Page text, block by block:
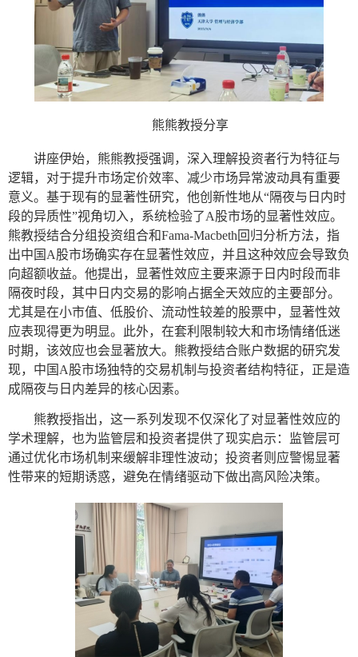
熊熊教授分享
讲座伊始，熊熊教授强调，深入理解投资者行为特征与
逻辑，对于提升市场定价效率、减少市场异常波动具有重要
意义。基于现有的显著性研究，他创新性地从“隔夜与日内时
段的异质性”视角切入，系统检验了A股市场的显著性效应。
熊教授结合分组投资组合和Fama-Macbeth 回归分析方法，指
出中国 A股市场确实存在显著性效应，并且这种效应会导致负
向超额收益。他提出，显著性效应主要来源于日内时段而非
隔夜时段，其中日内交易的影响占据全天效应的主要部分。
尤其是在小市值、低股价、流动性较差的股票中，显著性效
应表现得更为明显。此外，在套利限制较大和市场情绪低迷
时期，该效应也会显著放大。熊教授结合账户数据的研究发
现，中国 A股市场独特的交易机制与投资者结构特征，正是造
成隔夜与日内差异的核心因素。
熊教授指出，这一系列发现不仅深化了对显著性效应的
学术理解，也为监管层和投资者提供了现实启示：监管层可
通过优化市场机制来缓解非理性波动；投资者则应警惕显著
性带来的短期诱惑，避免在情绪驱动下做出高风险决策。